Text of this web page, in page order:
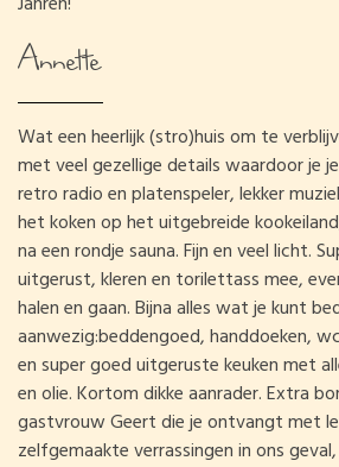
Annette
Wat een heerlijk (stro)huis om te
met veel gezellige details waardoor je
retro radio en platenspeler, lekker
het koken op het uitgebreide
na een rondje sauna. Fijn en veel licht.
uitgerust, kleren en torilettass mee,
halen en gaan. Bijna alles wat je kunt
aanwezig:beddengoed, handdoeken,
en super goed uitgeruste keuken met
en olie. Kortom dikke aanrader. Extra
gastvrouw Geert die je ontvangt met
zelfgemaakte verrassingen in ons